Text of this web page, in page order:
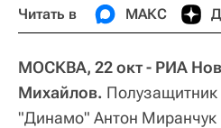
Читать в МАКС
МОСКВА, 22 окт - РИА
Михайлов. Полузащитник
"Динамо" Антон Миранчук